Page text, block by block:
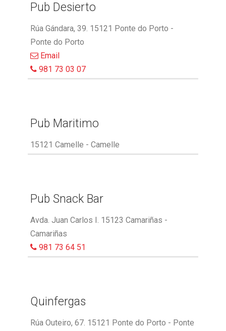
Pub Desierto
Rúa Gándara, 39. 15121 Ponte do Porto -
Ponte do Porto
Email
981 73 03 07
Pub Maritimo
15121 Camelle - Camelle
Pub Snack Bar
Avda. Juan Carlos I. 15123 Camariñas -
Camariñas
981 73 64 51
Quinfergas
Rúa Outeiro, 67. 15121 Ponte do Porto - Ponte